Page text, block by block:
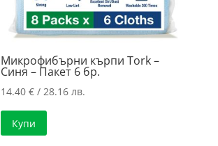
Микрофибърни кърпи Tork –
Синя – Пакет 6 бр.
14.40 €/ 28.16 лв.
Купи